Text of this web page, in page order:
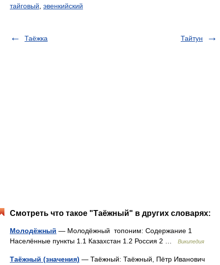
тайговый эвенкийский
Таёжка Тайтун
Смотреть что такое "Таёжный" в других словарях:
Молодёжный — Молодёжный топоним: Содержание 1
Населённые пункты 1.1 Казахстан 1.2 Россия 2 …
Википедия
Таёжный (значения) — Таёжный: Таёжный, Пётр Иванович